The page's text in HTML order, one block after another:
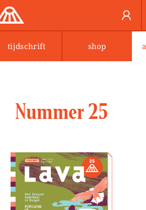
tijdschrift shop
Nummer 25